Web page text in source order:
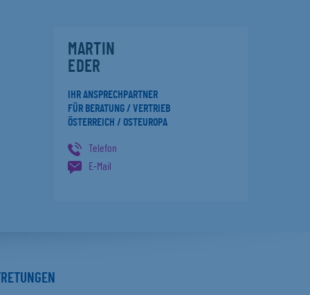
MARTIN
EDER
IHR ANSPRECHPARTNER
FÜR BERATUNG / VERTRIEB
ÖSTERREICH / OSTEUROPA
Telefon
E-Mail